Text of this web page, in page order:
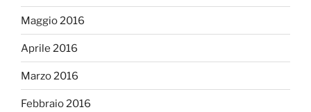
Maggio 2016
Aprile 2016
Marzo 2016
Febbraio 2016